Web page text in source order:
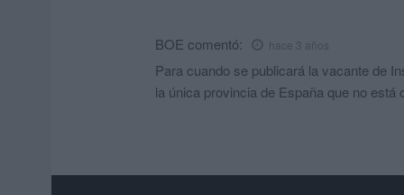
BOE comentó: hace 3 años
Para cuando se publicará la vacante de
la única provincia de España que no está